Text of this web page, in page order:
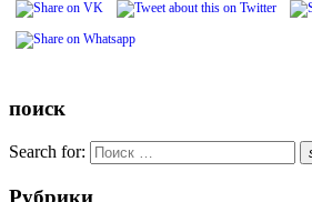
поиск
Search for:
Рубрики